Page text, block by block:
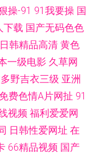
操-91 91我要操 国
下载 国产无码色色
日韩精品高清 黄色
一级电影 久草网
野吉衣三级 亚洲
免费色情A片网扯 91
视频 福利爱爱网
日韩性爱网址 在
66精品视频 国产